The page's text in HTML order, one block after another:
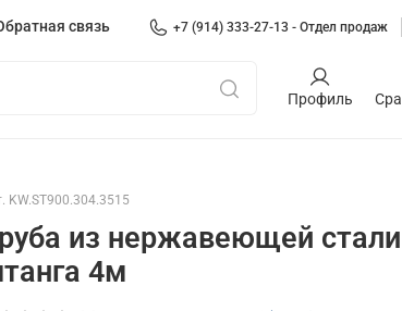
связь +7 (914) 333-27-13 - Отдел продаж
Профиль
KW.ST900.304.3515
из нержавеющей стали
4м